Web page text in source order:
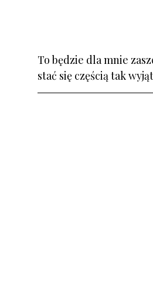
To będzie dla mnie
stać się częścią tak